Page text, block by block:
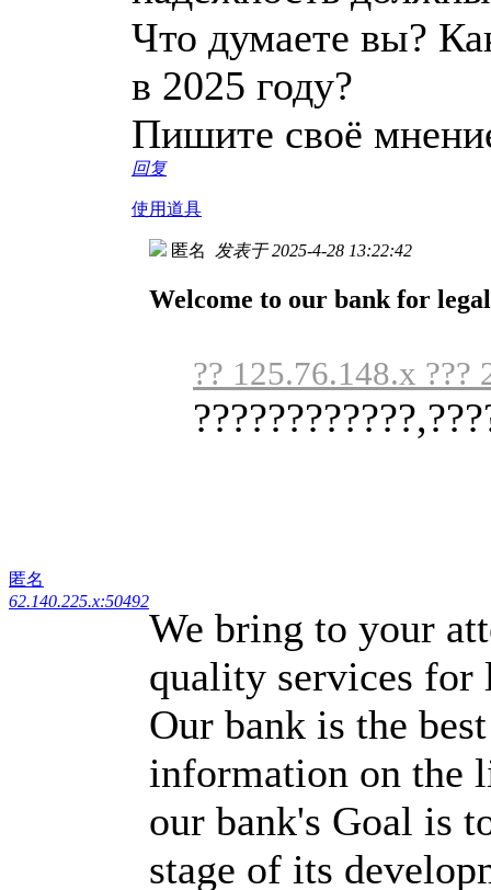
Что думаете вы?
в 2025 году?
Пишите своё
回复
使用道具
匿名
62.140.225.x:50492
匿名 发表于 2025-4-28 13:22:42
Welcome to our bank for
?? 125.76.148.x ???
We bring to your
quality services for
Our bank is the
information on the
our bank's Goal is
stage of its